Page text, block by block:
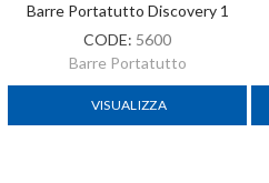
Barre Portatutto Discovery 1
CODE: 5600
Barre Portatutto
VISUALIZZA